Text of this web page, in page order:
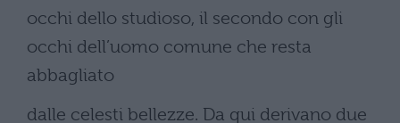
occhi dello studioso, il secondo con gli
occhi dell’uomo comune che resta
abbagliato
dalle celesti bellezze. Da qui derivano due